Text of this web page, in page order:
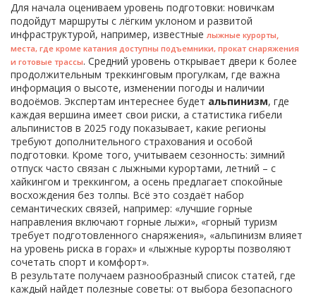
Для начала оцениваем уровень подготовки: новичкам
подойдут маршруты с лёгким уклоном и развитой
инфраструктурой, например, известные лыжные курорты,
места, где кроме катания доступны подъемники, прокат снаряжения
и готовые трассы. Средний уровень открывает двери к более
продолжительным треккинговым прогулкам, где важна
информация о высоте, изменении погоды и наличии
водоёмов. Экспертам интереснее будет альпинизм, где
каждая вершина имеет свои риски, а статистика гибели
альпинистов в 2025 году показывает, какие регионы
требуют дополнительного страхования и особой
подготовки. Кроме того, учитываем сезонность: зимний
отпуск часто связан с лыжными курортами, летний – с
хайкингом и треккингом, а осень предлагает спокойные
восхождения без толпы. Всё это создаёт набор
семантических связей, например: «лучшие горные
направления включают горные лыжи», «горный туризм
требует подготовленного снаряжения», «альпинизм влияет
на уровень риска в горах» и «лыжные курорты позволяют
сочетать спорт и комфорт».
В результате получаем разнообразный список статей, где
каждый найдет полезные советы: от выбора безопасного